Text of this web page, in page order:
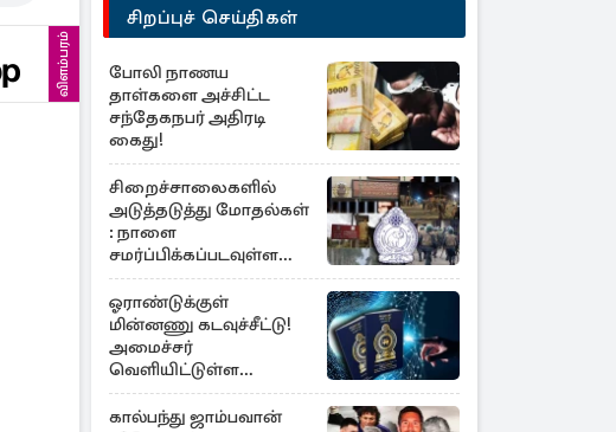
விளம்பரம்
சிறப்புச் செய்திகள்
போலி நாணய
தாள்களை அச்சிட்ட
சந்தேகநபர் அதிரடி
கைது!
சிறைச்சாலைகளில்
அடுத்தடுத்து மோதல்கள்
: நாளை
சமர்ப்பிக்கப்படவுள்ள
அறிக்கை
ஓராண்டுக்குள்
மின்னணு கடவுச்சீட்டு!
அமைச்சர்
வெளியிட்டுள்ள
அறிவிப்பு
கால்பந்து ஜாம்பவான்